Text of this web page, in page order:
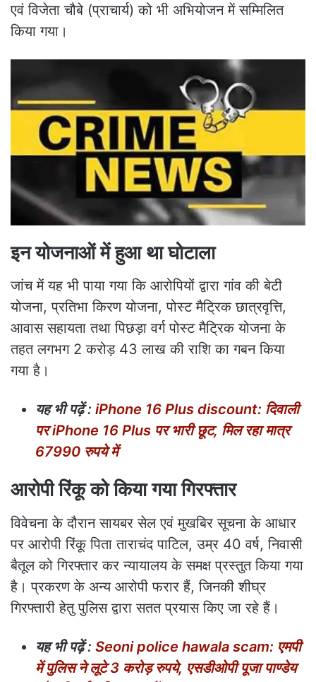
एवं विजेता चौबे (प्राचार्य) को भी अभियोजन में सम्मिलित
किया गया।
इन योजनाओं में हुआ था घोटाला
जांच में यह भी पाया गया कि आरोपियों द्वारा गांव की बेटी
योजना, प्रतिभा किरण योजना, पोस्ट मैट्रिक छात्रवृत्ति,
आवास सहायता तथा पिछड़ा वर्ग पोस्ट मैट्रिक योजना के
तहत लगभग 2 करोड़ 43 लाख की राशि का गबन किया
गया है।
यह भी पढ़ें : iPhone 16 Plus discount: दिवाली
पर iPhone 16 Plus पर भारी छूट, मिल रहा मात्र
67990 रुपये में
आरोपी रिंकू को किया गया गिरफ्तार
विवेचना के दौरान सायबर सेल एवं मुखबिर सूचना के आधार
पर आरोपी रिंकू पिता ताराचंद पाटिल, उम्र 40 वर्ष, निवासी
बैतूल को गिरफ्तार कर न्यायालय के समक्ष प्रस्तुत किया गया
है। प्रकरण के अन्य आरोपी फरार हैं, जिनकी शीघ्र
गिरफ्तारी हेतु पुलिस द्वारा सतत प्रयास किए जा रहे हैं।
यह भी पढ़ें : Seoni police hawala scam: एमपी
में पुलिस ने लूटे 3 करोड़ रुपये, एसडीओपी पूजा पाण्डेय